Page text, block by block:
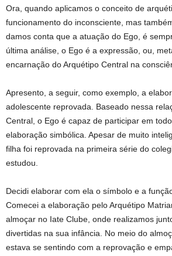
Ora, quando aplicamos o conceito de
funcionamento do inconsciente, mas
damos conta que a atuação do Ego, é
última análise, o Ego é a expressão, ou,
encarnação do Arquétipo Central na
Apresento, a seguir, como exemplo, a
adolescente reprovada. Baseado nessa
Central, o Ego é capaz de participar em
elaboração simbólica. Apesar de muito
filha foi reprovada na primeira série do
estudou.
Decidi elaborar com ela o símbolo e a
Comecei a elaboração pelo Arquétipo
almoçar no Iate Clube, onde realizamos
divertidas na sua infância. No meio do
estava se sentindo com a reprovação e